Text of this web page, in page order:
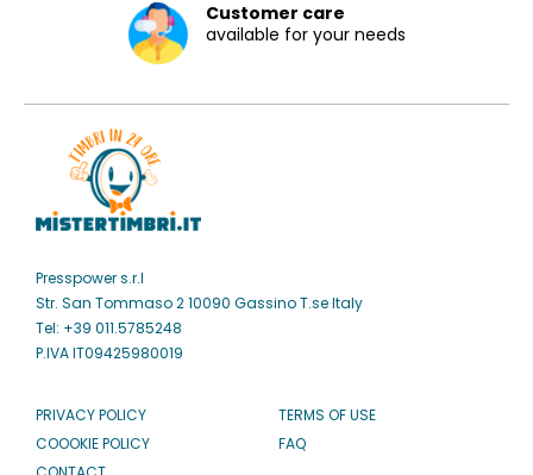
Customer care
available for your needs
Presspower s.r.l
Str. San Tommaso 2 10090 Gassino T.se Italy
Tel: +39 011.5785248
P.IVA IT09425980019
PRIVACY POLICY
COOOKIE POLICY
TERMS OF USE
FAQ